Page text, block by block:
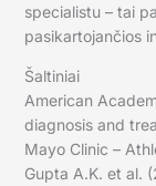
specialistu – tai
pasikartojančios
Šaltiniai
American
diagnosis and
Mayo Clinic –
Gupta A.K. et al.